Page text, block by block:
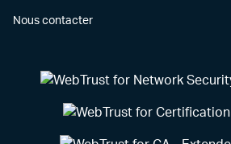
Nous contacter